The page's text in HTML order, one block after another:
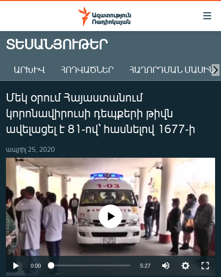
Մատչելիության
Անցնել
հիմնական
Անցնել
հիմնական
մենյուին
Որոնում
ԱԶԱՏՈՒԹՅՈՒՆ TV
ՀԱՅԱՍՏԱՆ
ԸՆՏՐՈՒԹՅՈՒՆՆԵՐ 2026
ԻՐԱՎՈՒՆՔ
ՏՆՏԵՍՈՒԹՅՈՒՆ
ՂԱՐԱԲԱՂ
ՊԱՏԵՐԱԶՄԻ 6 ՇԱԲԱԹՆԵՐԸ
ՏԱՐԱԾԱՇՐՋԱՆ
ՄԻՋԱԶԳԱՅԻՆ
ՄՇԱԿՈՒՅԹ
ՍՊՈՐՏ
ՏԵՍԱՆՅՈՒԹԵՐ
ԱՐԽԻՎ ՀՈԴՎԱԾՆԵՐ ՀԱՂՈՐԴՄԱՆ ՄԱՍԻՆ
Մեկ օրում Հայաստանում
կորոնավիրուսի դեպքերի թիվն
ավելացել է 81-ով՝ հասնելով 1677-ի
ապրիլ 25, 2020
No media source currently available
0:00 5:27